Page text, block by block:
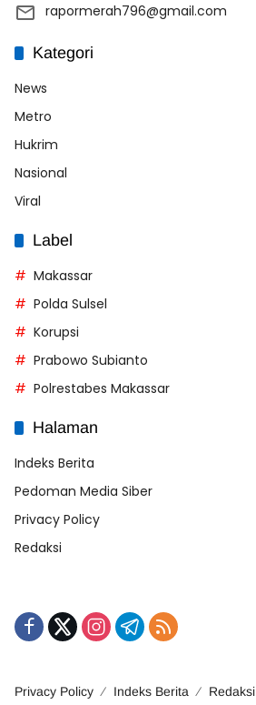
rapormerah796@gmail.com
Kategori
News
Metro
Hukrim
Nasional
Viral
Label
Makassar
Polda Sulsel
Korupsi
Prabowo Subianto
Polrestabes Makassar
Halaman
Indeks Berita
Pedoman Media Siber
Privacy Policy
Redaksi
Privacy Policy Indeks Berita Redaksi